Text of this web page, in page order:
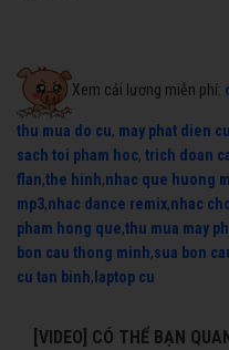
Xem cải lương miễn phí:
thu mua do cu, may phat dien cu
sach toi pham hoc, trich doan
flan,the hinh,nhac que huong
mp3,nhac dance remix,nhac
pham hong que,thu mua may
bon cau thong minh,sua bon
cu tan binh, laptop cu
[VIDEO] CÓ THỂ BẠN